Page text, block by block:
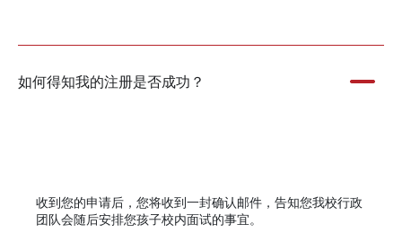
如何得知我的注册是否成功？
收到您的申请后，您将收到一封确认邮件，告知您我校行政
团队会随后安排您孩子校内面试的事宜。